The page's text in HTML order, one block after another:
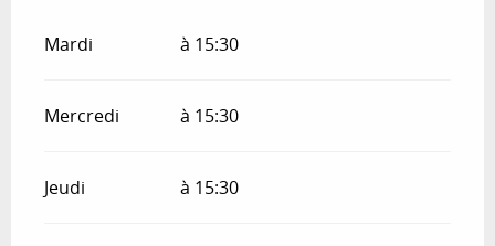
Mardi à 15:30
Mercredi à 15:30
Jeudi à 15:30